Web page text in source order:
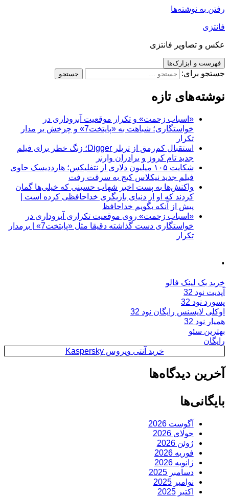
رفتن به نوشته‌ها
فانتزی
عکس و تصاویر فانتزی
فهرست و ابزارک‌ها
جستجو برای:
نوشته‌های تازه
«اسباب زحمت» و تکرار موقعیت آبروداری در
خواستگاری؛ شباهت به «پایتخت7» و چرخش بر مدار
تکرار
استقبال کم‌رمق از تریلر Digger؛ زنگ خطر برای فیلم
جدید تام کروز و برادران وارنر
شکایت ۱۰۵ میلیون دلاری از نتفلیکس؛ هارددیسک حاوی
فیلم جدید نیکلاس کیج به سرقت رفت
واکنش‌ها به پست اخیر شهاب حسینی که خیلی‌ها گمان
کردند که او از دنیای بازیگری خداحافظی کرده است |
پیش از آنکه بگویم خداحافظ
«اسباب زحمت» روی موقعیت تکراری آبروداری در
خواستگاری دست گذاشته دقیقا مثل «پایتخت7» | برمدار
تکرار
.
خرید بک لینک فالو
آپدیت نود 32
پسورد نود 32
اوکلی لایسنس رایگان نود 32
همیار نود 32
بهترین سئو
رایگان
خرید آنتی ویروس Kaspersky
آخرین دیدگاه‌ها
بایگانی‌ها
آگوست 2026
جولای 2026
ژوئن 2026
فوریه 2026
ژانویه 2026
دسامبر 2025
نوامبر 2025
اکتبر 2025